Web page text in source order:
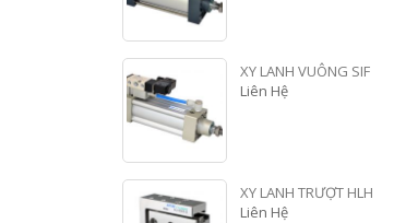
XY LANH VUÔNG SIF
Liên Hệ
XY LANH TRƯỢT HLH
Liên Hệ